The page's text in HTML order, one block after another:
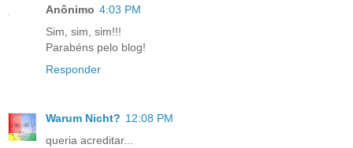
Anônimo 4:03 PM
Sim, sim, sim!!!
Parabéns pelo blog!
Responder
Warum Nicht? 12:08 PM
queria acreditar...